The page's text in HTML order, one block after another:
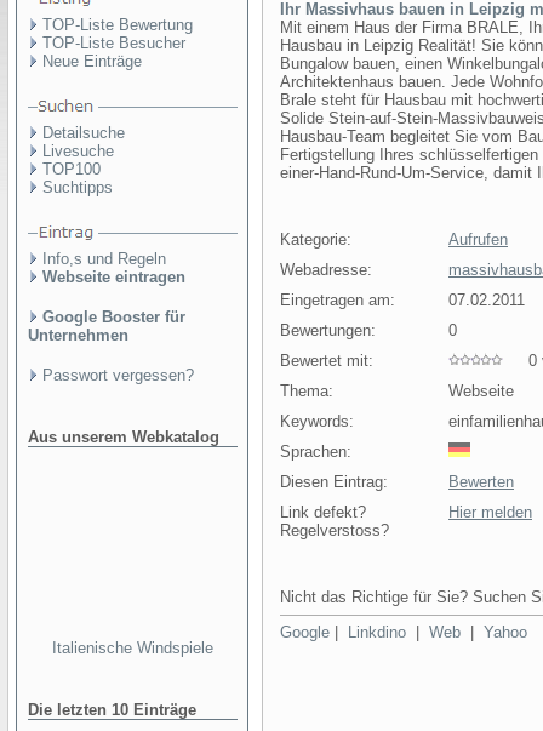
TOP-Liste Bewertung
TOP-Liste Besucher
Neue Einträge
Detailsuche
Livesuche
TOP100
Suchtipps
Info,s und Regeln
Webseite eintragen
Google Booster für
Unternehmen
Passwort vergessen?
Aus unserem Webkatalog
Italienische Windspiele
Die letzten 10 Einträge
Ihr Massivhaus bauen in Leipzig
Mit einem Haus der Firma BRALE,
Hausbau in Leipzig Realität! Sie
Bungalow bauen, einen
Architektenhaus bauen. Jede
Brale steht für Hausbau mit
Solide Stein-auf-Stein-
Hausbau-Team begleitet Sie vom
Fertigstellung Ihres
einer-Hand-Rund-Um-Service,
Kategorie:
Aufrufen
Webadresse:
Eingetragen am:
07.02.2011
Bewertungen:
0
Bewertet mit:
0
Thema:
Webseite
Keywords:
Sprachen:
Diesen Eintrag:
Bewerten
Link defekt?
Regelverstoss?
Hier melden
Nicht das Richtige für Sie? Suchen
Google
Linkdino Web Yahoo